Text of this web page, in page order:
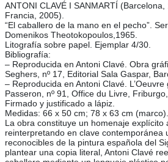
ANTONI CLAVÉ I SANMARTÍ
Francia, 2005).
“El caballero de la mano en el pecho”.
Domenikos Theotokopoulos,1965.
Litografía sobre papel. Ejemplar 4/30.
Bibliografía:
– Reproducida en Antoni Clavé. Obra
Seghers, nº 17, Editorial Sala Gaspar,
– Reproducida en Antoni Clavé.
Passeron, nº 91, Office du Livre,
Firmado y justificado a lápiz.
Medidas: 66 x 50 cm; 78 x 63 cm (marco).
La obra constituye un homenaje explícito
reinterpretando en clave contemporánea
reconocibles de la pintura española del
plantear una copia literal, Antoni Clavé